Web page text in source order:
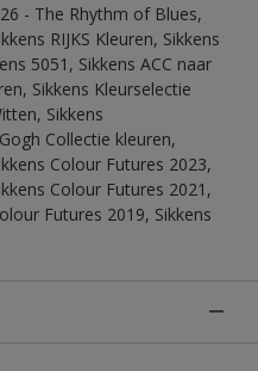
- The Rhythm of Blues,
RIJKS Kleuren, Sikkens
5051, Sikkens ACC naar
Sikkens Kleurselectie
Sikkens
Collectie kleuren,
Colour Futures 2023,
Colour Futures 2021,
Futures 2019, Sikkens